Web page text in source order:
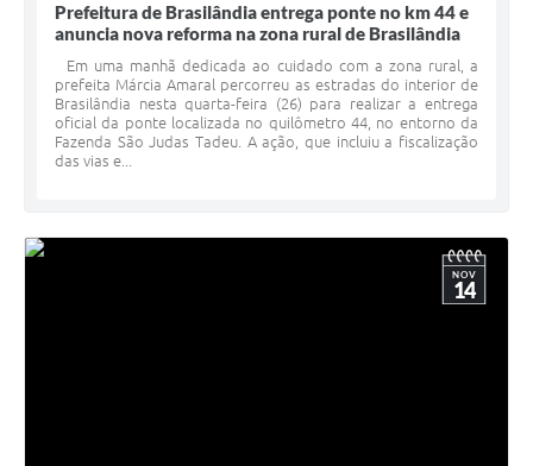
Prefeitura de Brasilândia entrega ponte no km 44 e
anuncia nova reforma na zona rural de Brasilândia
Em uma manhã dedicada ao cuidado com a zona rural, a
prefeita Márcia Amaral percorreu as estradas do interior de
Brasilândia nesta quarta-feira (26) para realizar a entrega
oficial da ponte localizada no quilômetro 44, no entorno da
Fazenda São Judas Tadeu. A ação, que incluiu a fiscalização
das vias e...
NOV
14